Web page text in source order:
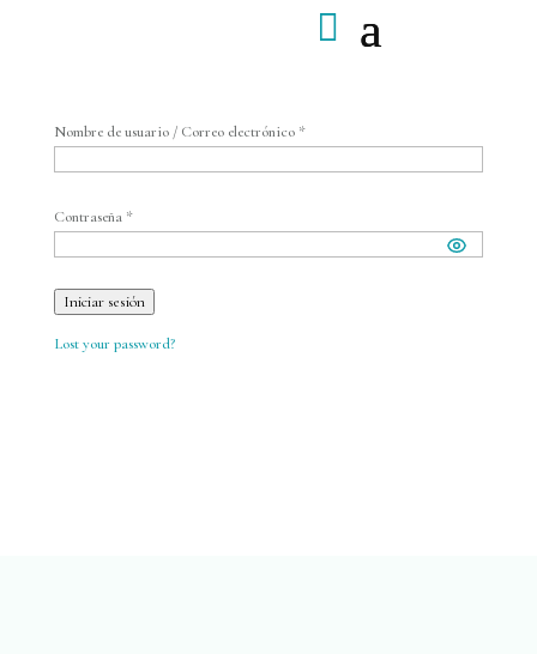
Nombre de usuario / Correo electrónico *
Contraseña *
Iniciar sesión
Lost your password?